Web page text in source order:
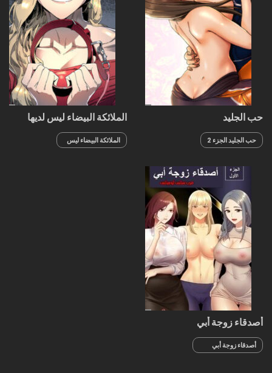
حب الجليد
حب الجليد الجزء 2
الملائكة البيضاء ليس لديها
راحة
الملائكة البيضاء ليس
لديها راحة الجزء 4
أصدقاء زوجة أبي
أصدقاء زوجة أبي
الجزء 26